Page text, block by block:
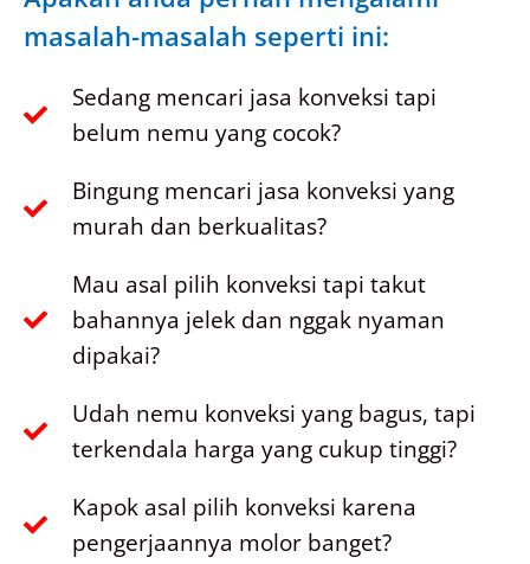
masalah-masalah seperti ini:
Sedang mencari jasa konveksi tapi
belum nemu yang cocok?
Bingung mencari jasa konveksi yang
murah dan berkualitas?
Mau asal pilih konveksi tapi takut
bahannya jelek dan nggak nyaman
dipakai?
Udah nemu konveksi yang bagus, tapi
terkendala harga yang cukup tinggi?
Kapok asal pilih konveksi karena
pengerjaannya molor banget?